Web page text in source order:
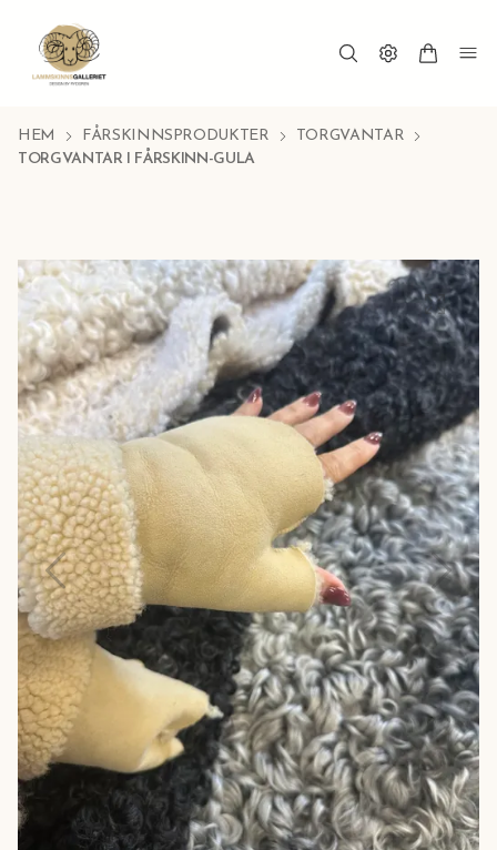
HEM FÅRSKINNSPRODUKTER
TORGVANTAR
TORGVANTAR I FÅRSKINN-GULA